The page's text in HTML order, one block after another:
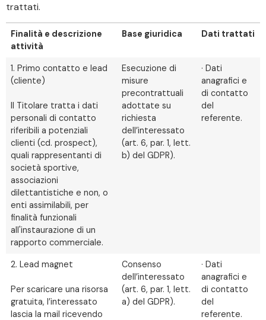
trattati.
Finalità e descrizione
attività
Base giuridica Dati trattati
1. Primo contatto e lead
(cliente)
Il Titolare tratta i dati
personali di contatto
riferibili a potenziali
clienti (cd. prospect),
quali rappresentanti di
società sportive,
associazioni
dilettantistiche e non, o
enti assimilabili, per
finalità funzionali
all'instaurazione di un
rapporto commerciale.
Esecuzione di
misure
precontrattuali
adottate su
richiesta
dell’interessato
(art. 6, par. 1, lett.
b) del GDPR).
· Dati
anagrafici e
di contatto
del
referente.
2. Lead magnet
Per scaricare una risorsa
gratuita, l’interessato
lascia la mail ricevendo
Consenso
dell’interessato
(art. 6, par. 1, lett.
a) del GDPR).
· Dati
anagrafici e
di contatto
del
referente.